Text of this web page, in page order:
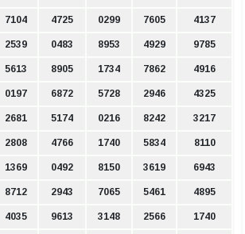
7104 4725 0299 7605 4137
2539 0483 8953 4929 9785
5613 8905 1734 7862 4916
0197 6872 5728 2946 4325
2681 5174 0216 8242 3217
2808 4766 1740 5834 8110
1369 0492 8150 3619 6943
8712 2943 7065 5461 4895
4035 9613 3148 2566 1740